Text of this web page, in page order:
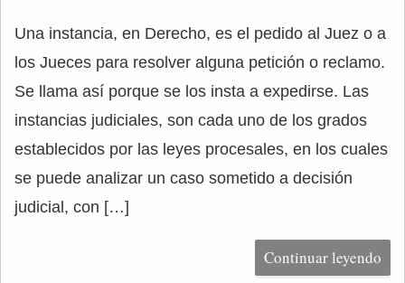
Una instancia, en Derecho, es el pedido al Juez o a
los Jueces para resolver alguna petición o reclamo.
Se llama así porque se los insta a expedirse. Las
instancias judiciales, son cada uno de los grados
establecidos por las leyes procesales, en los cuales
se puede analizar un caso sometido a decisión
judicial, con […]
Continuar leyendo